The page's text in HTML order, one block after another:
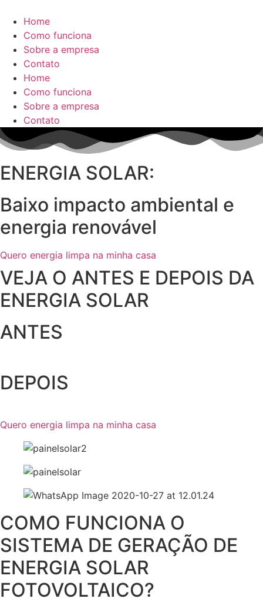
Home
Como funciona
Sobre a empresa
Contato
Home
Como funciona
Sobre a empresa
Contato
ENERGIA SOLAR:
Baixo impacto ambiental e
energia renovável
Quero energia limpa na minha casa
VEJA O ANTES E DEPOIS DA
ENERGIA SOLAR
ANTES
DEPOIS
Quero energia limpa na minha casa
COMO FUNCIONA O
SISTEMA DE GERAÇÃO DE
ENERGIA SOLAR
FOTOVOLTAICO?